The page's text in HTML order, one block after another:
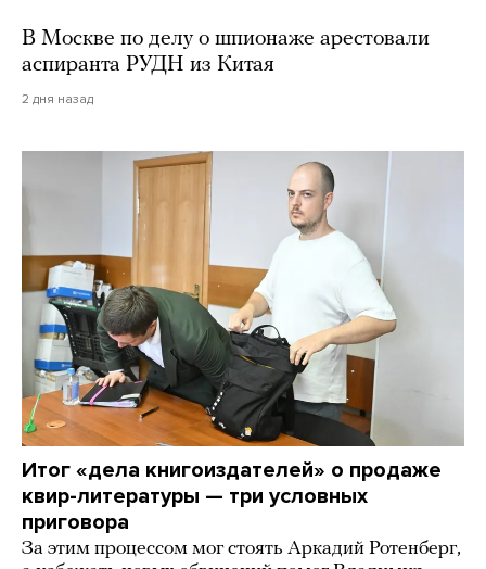
В Москве по делу о шпионаже арестовали
аспиранта РУДН из Китая
2 дня назад
Итог «дела книгоиздателей» о продаже
квир-литературы — три условных
приговора
За этим процессом мог стоять Аркадий Ротенберг,